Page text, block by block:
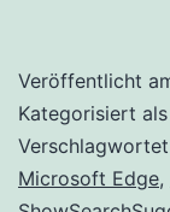
Veröffentlicht
Kategorisiert als
Microsoft Edge,